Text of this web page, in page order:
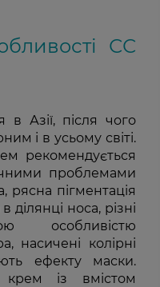
СС
Азії, після чого
і в усьому світі.
рекомендується
проблемами
рясна пігментація
ділянці носа, різні
особливістю
насичені колірні
ефекту маски.
із вмістом